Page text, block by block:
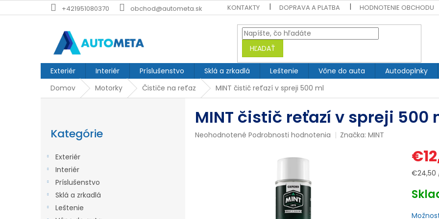
na
+421951080370 obchod@autometa.sk KONTAKTY DOPRAVA A PLATBA HODNOTENIE OBCHODU
HĽADAŤ
Exteriér Interiér Príslušenstvo Sklá a zrkadlá Leštenie Vône do auta Autodoplnky
Domov
Motorky Čističe na reťaz MINT čistič reťazí v spreji 500 ml
ý
p
a
n
e
kategórie
Kategórie
Exteriér
Interiér
Príslušenstvo
Sklá a zrkadlá
Leštenie
MINT čistič reťazí v spreji 500
Priemerné
Neohodnotené Podrobnosti hodnotenia Značka:MINT
€24,50